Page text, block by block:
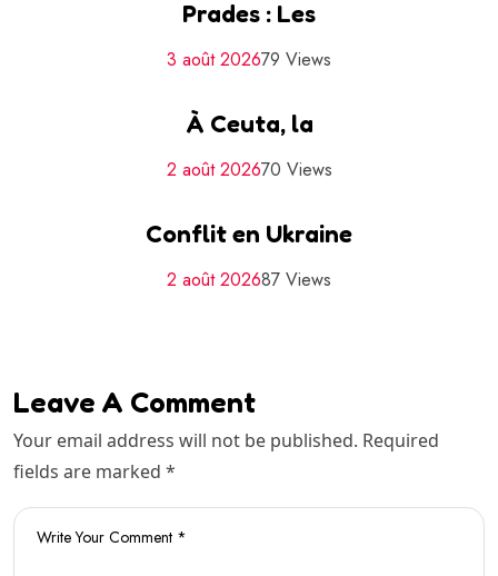
Prades : Les
3 août 202679 Views
À Ceuta, la
2 août 202670 Views
Conflit en Ukraine
2 août 202687 Views
Leave A Comment
Your email address will not be published. Required
fields are marked *